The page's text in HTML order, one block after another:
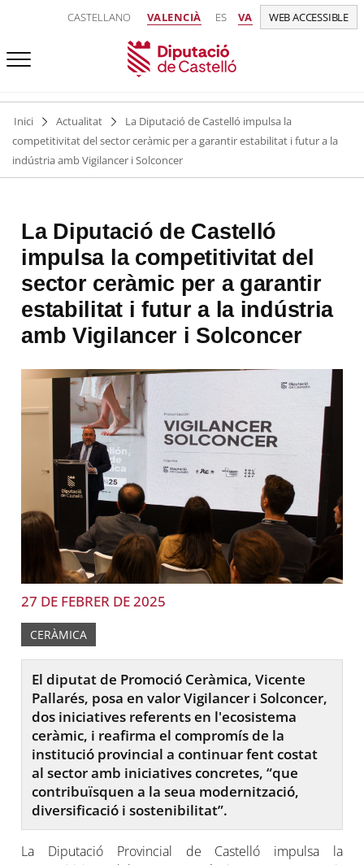
CASTELLANO VALENCIÀ ES VA WEB ACCESSIBLE
Inici Actualitat
La Diputació de Castelló impulsa la
competitivitat del sector ceràmic per a garantir estabilitat i futur a la
indústria amb Vigilancer i Solconcer
La Diputació de Castelló
impulsa la competitivitat del
sector ceràmic per a garantir
estabilitat i futur a la indústria
amb Vigilancer i Solconcer
27 DE FEBRER DE 2025
CERÀMICA
El diputat de Promoció Ceràmica, Vicente
Pallarés, posa en valor Vigilancer i Solconcer,
dos iniciatives referents en l'ecosistema
ceràmic, i reafirma el compromís de la
institució provincial a continuar fent costat
al sector amb iniciatives concretes, “que
contribuïsquen a la seua modernització,
diversificació i sostenibilitat”.
La Diputació Provincial de Castelló impulsa la